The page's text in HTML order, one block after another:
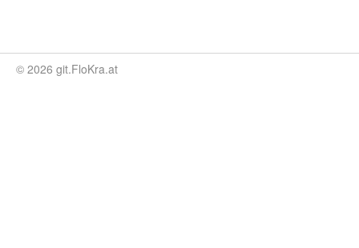
© 2026 git.FloKra.at